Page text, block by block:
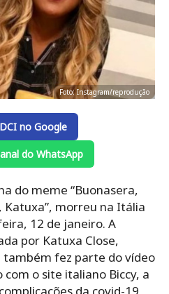
Foto: Instagram/reprodução
no Google
do WhatsApp
do meme “Buonasera,
Katuxa”, morreu na Itália
12 de janeiro. A
por Katuxa Close,
também fez parte do vídeo
o site italiano Biccy, a
da covid-19.